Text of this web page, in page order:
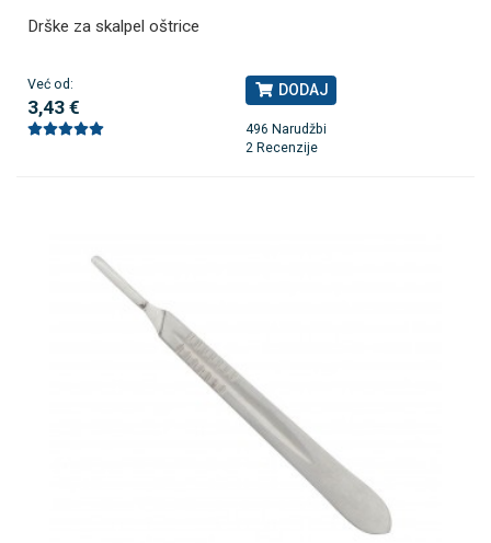
Drške za skalpel oštrice
Već od:
3,43 €
DODAJ
496 Narudžbi
2 Recenzije